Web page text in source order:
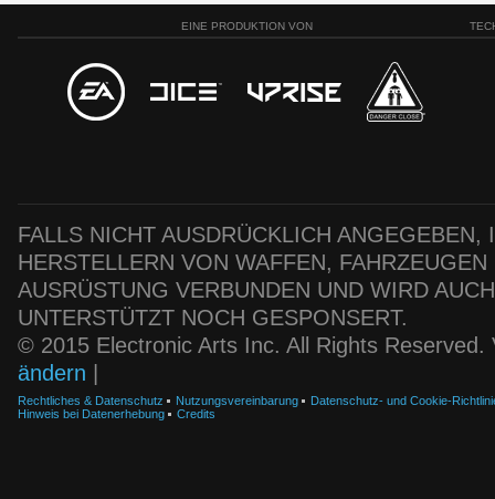
EINE PRODUKTION VON
FALLS NICHT AUSDRÜCKLICH
HERSTELLERN VON WAFFEN,
AUSRÜSTUNG VERBUNDEN UND WIRD
UNTERSTÜTZT NOCH GESPONSERT.
© 2015 Electronic Arts Inc. All Rights
ändern
Rechtliches & Datenschutz Nutzungsvereinbarung
Datenschutz- und Cookie-
Hinweis bei Datenerhebung
Credits